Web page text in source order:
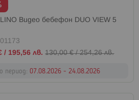
Видео бебефон DUO VIEW 5
/ 195,56 лв. 130,00 €/254,26 лв.
период:07.08.2026 - 24.08.2026